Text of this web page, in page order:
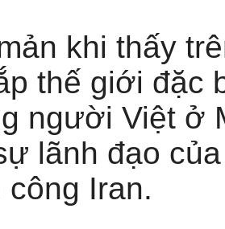
khi thấy
thế giới đặc
người Việt ở
lãnh đạo
công Iran.